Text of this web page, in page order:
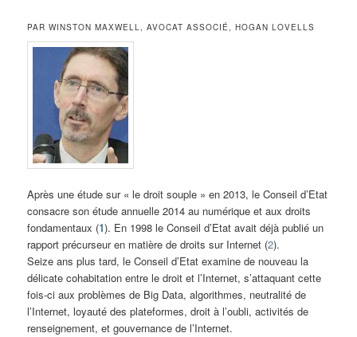
PAR WINSTON MAXWELL, AVOCAT ASSOCIÉ, HOGAN LOVELLS
Après une étude sur « le droit souple » en 2013, le Conseil d’Etat
consacre son étude annuelle 2014 au numérique et aux droits
fondamentaux (1). En 1998 le Conseil d’Etat avait déjà publié un
rapport précurseur en matière de droits sur Internet (2).
Seize ans plus tard, le Conseil d’Etat examine de nouveau la
délicate cohabitation entre le droit et l’Internet, s’attaquant cette
fois-ci aux problèmes de Big Data, algorithmes, neutralité de
l’Internet, loyauté des plateformes, droit à l’oubli, activités de
renseignement, et gouvernance de l’Internet.